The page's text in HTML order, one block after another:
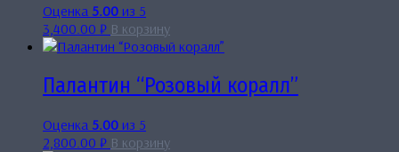
Оценка 5.00 из 5
3,400.00 ₽ В корзину
Палантин “Розовый коралл”
Оценка 5.00 из 5
2,800.00 ₽ В корзину